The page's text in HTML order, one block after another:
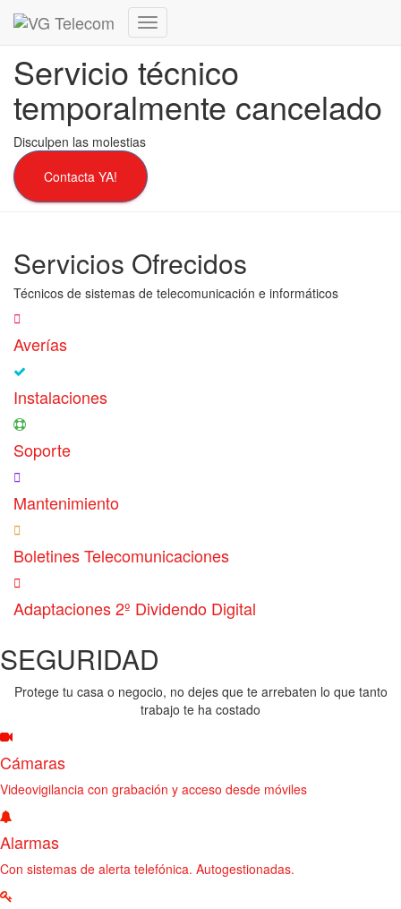
Cambiar
de
navegación
Servicio técnico
temporalmente cancelado
Disculpen las molestias
Contacta YA!
Servicios Ofrecidos
Técnicos de sistemas de telecomunicación e informáticos
Averías
Instalaciones
Soporte
Mantenimiento
Boletines Telecomunicaciones
Adaptaciones 2º Dividendo Digital
SEGURIDAD
Protege tu casa o negocio, no dejes que te arrebaten lo que tanto
trabajo te ha costado
Cámaras
Videovigilancia con grabación y acceso desde móviles
Alarmas
Con sistemas de alerta telefónica. Autogestionadas.